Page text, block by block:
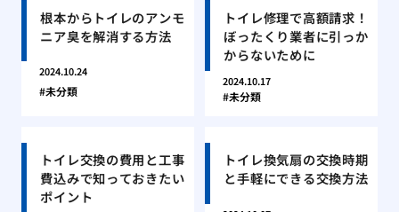
根本からトイレのアンモ
ニア臭を解消する方法
2024.10.24
未分類
トイレ修理で高額請求！
ぼったくり業者に引っか
からないために
2024.10.17
未分類
トイレ交換の費用と工事
費込みで知っておきたい
ポイント
トイレ換気扇の交換時期
と手軽にできる交換方法